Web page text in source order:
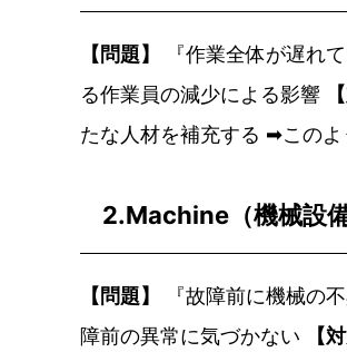
【問題】 『作業全体が遅れ
る作業員の減少による影響
たな人材を補充する ➡この
2.Machine（機械設備
【問題】 『故障前に機械の
障前の異常に気づかない
【